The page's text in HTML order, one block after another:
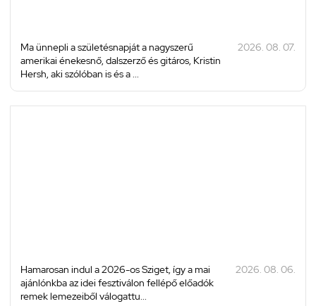
Ma ünnepli a születésnapját a nagyszerű
amerikai énekesnő, dalszerző és gitáros, Kristin
Hersh, aki szólóban is és a ...
2026. 08. 07.
Hamarosan indul a 2026-os Sziget, így a mai
ajánlónkba az idei fesztiválon fellépő előadók
remek lemezeiből válogattu...
2026. 08. 06.